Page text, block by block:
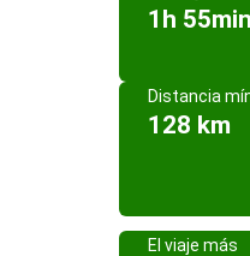
1h 55min
Distancia
128 km
El viaje más